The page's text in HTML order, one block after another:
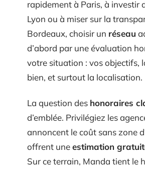
rapidement à Paris, à investir
Lyon ou à miser sur la
Bordeaux, choisir un réseau
d’abord par une évaluation
votre situation : vos objectifs,
bien, et surtout la localisation.
La question des honoraires
d’emblée. Privilégiez les
annoncent le coût sans zone
offrent uneestimation
Sur ce terrain, Manda tient le